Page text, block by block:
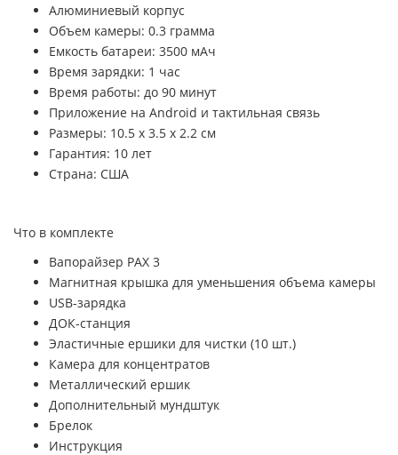
Алюминиевый корпус
Объем камеры: 0.3 грамма
Емкость батареи: 3500 мАч
Время зарядки: 1 час
Время работы: до 90 минут
Приложение на Android и тактильная связь
Размеры: 10.5 х 3.5 х 2.2 см
Гарантия: 10 лет
Страна: США
Что в комплекте
Вапорайзер PAX 3
Магнитная крышка для уменьшения объема камеры
USB-зарядка
ДОК-станция
Эластичные ершики для чистки (10 шт.)
Камера для концентратов
Металлический ершик
Дополнительный мундштук
Брелок
Инструкция